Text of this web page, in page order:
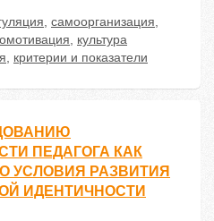
, самоорганизация,
, культура
, критерии и показатели
ПЕДАГОГА КАК
УСЛОВИЯ РАЗВИТИЯ
ИДЕНТИЧНОСТИ